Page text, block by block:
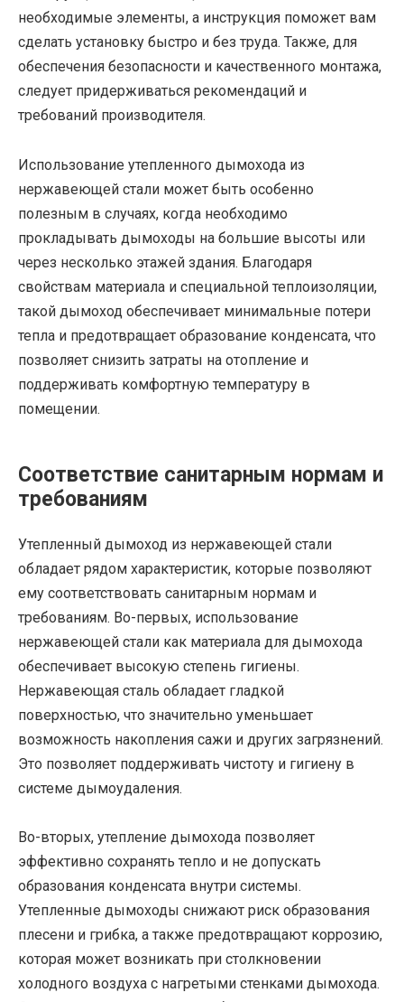
необходимые элементы, а инструкция поможет вам
сделать установку быстро и без труда. Также, для
обеспечения безопасности и качественного монтажа,
следует придерживаться рекомендаций и
требований производителя.
Использование утепленного дымохода из
нержавеющей стали может быть особенно
полезным в случаях, когда необходимо
прокладывать дымоходы на большие высоты или
через несколько этажей здания. Благодаря
свойствам материала и специальной теплоизоляции,
такой дымоход обеспечивает минимальные потери
тепла и предотвращает образование конденсата, что
позволяет снизить затраты на отопление и
поддерживать комфортную температуру в
помещении.
Соответствие санитарным нормам и
требованиям
Утепленный дымоход из нержавеющей стали
обладает рядом характеристик, которые позволяют
ему соответствовать санитарным нормам и
требованиям. Во-первых, использование
нержавеющей стали как материала для дымохода
обеспечивает высокую степень гигиены.
Нержавеющая сталь обладает гладкой
поверхностью, что значительно уменьшает
возможность накопления сажи и других загрязнений.
Это позволяет поддерживать чистоту и гигиену в
системе дымоудаления.
Во-вторых, утепление дымохода позволяет
эффективно сохранять тепло и не допускать
образования конденсата внутри системы.
Утепленные дымоходы снижают риск образования
плесени и грибка, а также предотвращают коррозию,
которая может возникать при столкновении
холодного воздуха с нагретыми стенками дымохода.